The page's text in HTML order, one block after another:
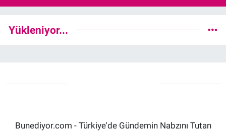
Yükleniyor...
Bunediyor.com - Türkiye'de Gündemin Nabzını Tutan